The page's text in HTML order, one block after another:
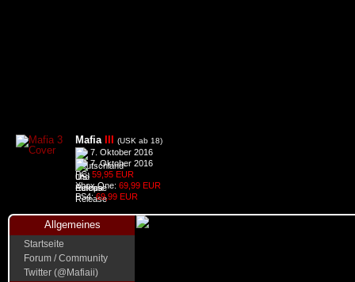
Mafia (USK ab 18)
7. Oktober 2016
7. Oktober 2016
PC: 59,95 EUR
Xbox One: 69,99 EUR
PS4:69,99 EUR
Allgemeines
Startseite
Forum / Community
Twitter (@Mafiaii)